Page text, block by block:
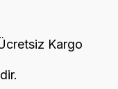
Kargo